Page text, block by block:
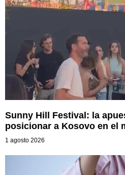
Sunny Hill Festival: la
posicionar a Kosovo en el
1 agosto 2026